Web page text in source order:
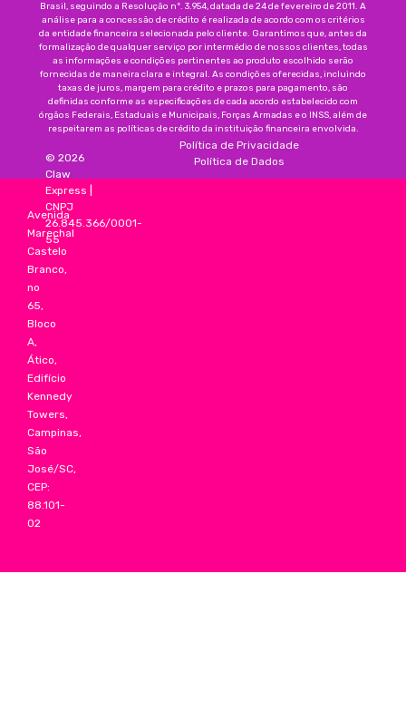
Brasil, seguindo a Resolução nº. 3.954, datada de 24 de fevereiro de 2011. A
análise para a concessão de crédito é realizada de acordo com os critérios
da entidade financeira selecionada pelo cliente. Garantimos que, antes da
formalização de qualquer serviço por intermédio de nossos clientes, todas
as informações e condições pertinentes ao produto escolhido serão
fornecidas de maneira clara e integral. As condições oferecidas, incluindo
taxas de juros, margem para crédito e prazos para pagamento, são
definidas conforme as especificações de cada acordo estabelecido com
órgãos Federais, Estaduais e Municipais, Forças Armadas e o INSS, além de
respeitarem as políticas de crédito da instituição financeira envolvida.
Avenida
Marechal
Castelo
Branco,
no
65,
Bloco
A,
Ático,
Edifício
Kennedy
Towers,
Campinas,
São
José/SC,
CEP:
88.101-
02
© 2026
Claw
Express
CNPJ
26.845.366/0001-
55
Política de Privacidade
Política de Dados